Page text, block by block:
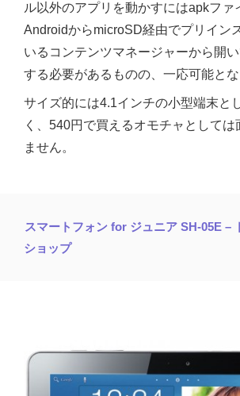
ル以外のアプリを動かすにはapkファ
AndroidからmicroSD経由でプリイン
いるコンテンツマネージャーから開
する必要があるものの、一応可能とな
サイズ的には4.1インチの小型端末と
く、540円で買えるオモチャとして
ません。
スマートフォン for ジュニア SH-05E –
ショップ